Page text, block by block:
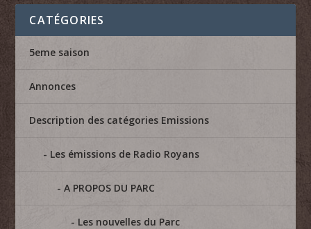
CATÉGORIES
5eme saison
Annonces
Description des catégories Emissions
Les émissions de Radio Royans
A PROPOS DU PARC
Les nouvelles du Parc